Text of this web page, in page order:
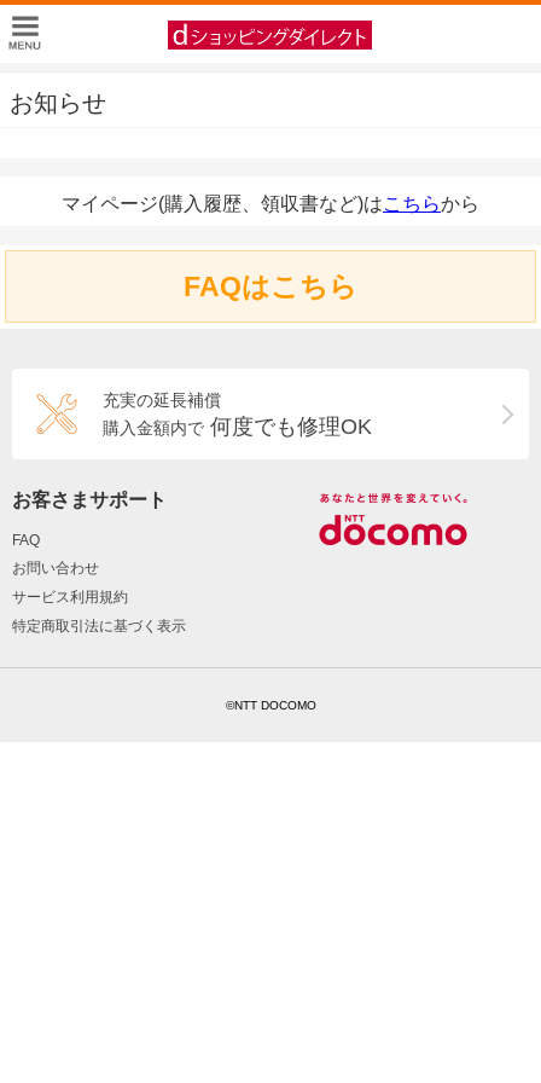
お知らせ
マイページ(購入履歴、領収書など)はこちらから
FAQはこちら
充実の延長補償
購入金額内で 何度でも修理OK
お客さまサポート
FAQ
お問い合わせ
サービス利用規約
特定商取引法に基づく表示
©NTT DOCOMO